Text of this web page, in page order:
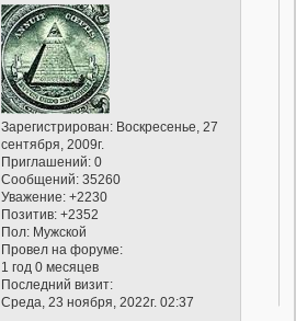
Зарегистрирован: Воскресенье, 27
сентября, 2009г.
Приглашений: 0
Сообщений: 35260
Уважение: +2230
Позитив: +2352
Пол: Мужской
Провел на форуме:
1 год 0 месяцев
Последний визит:
Среда, 23 ноября, 2022г. 02:37